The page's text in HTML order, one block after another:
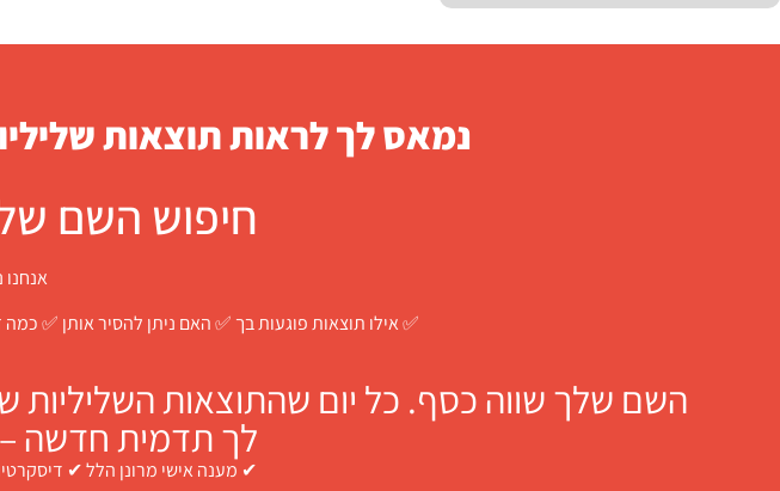
נמאס לך לראות תוצאות
חיפוש השם
אנחנו
✅ אילו תוצאות פוגעות בך ✅ האם ניתן להסיר אותן ✅
השם שלך שווה כסף. כל יום שהתוצאות השליליות
לך תדמית חדשה
✔ מענה אישי מרונן הלל ✔